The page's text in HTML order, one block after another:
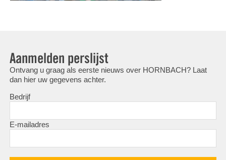
Aanmelden perslijst
Ontvang u graag als eerste nieuws over HORNBACH? Laat
dan hier uw gegevens achter.
Bedrijf
E-mailadres